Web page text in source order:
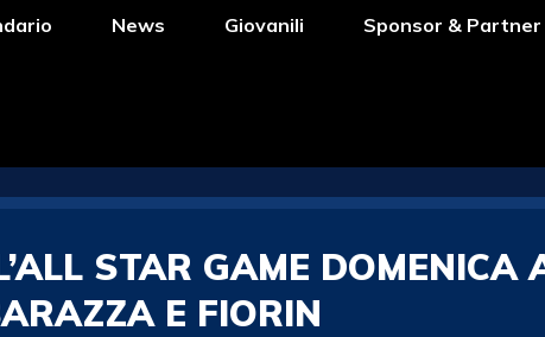
News Giovanili Sponsor & Partner
STAR GAME DOMENICA
E FIORIN